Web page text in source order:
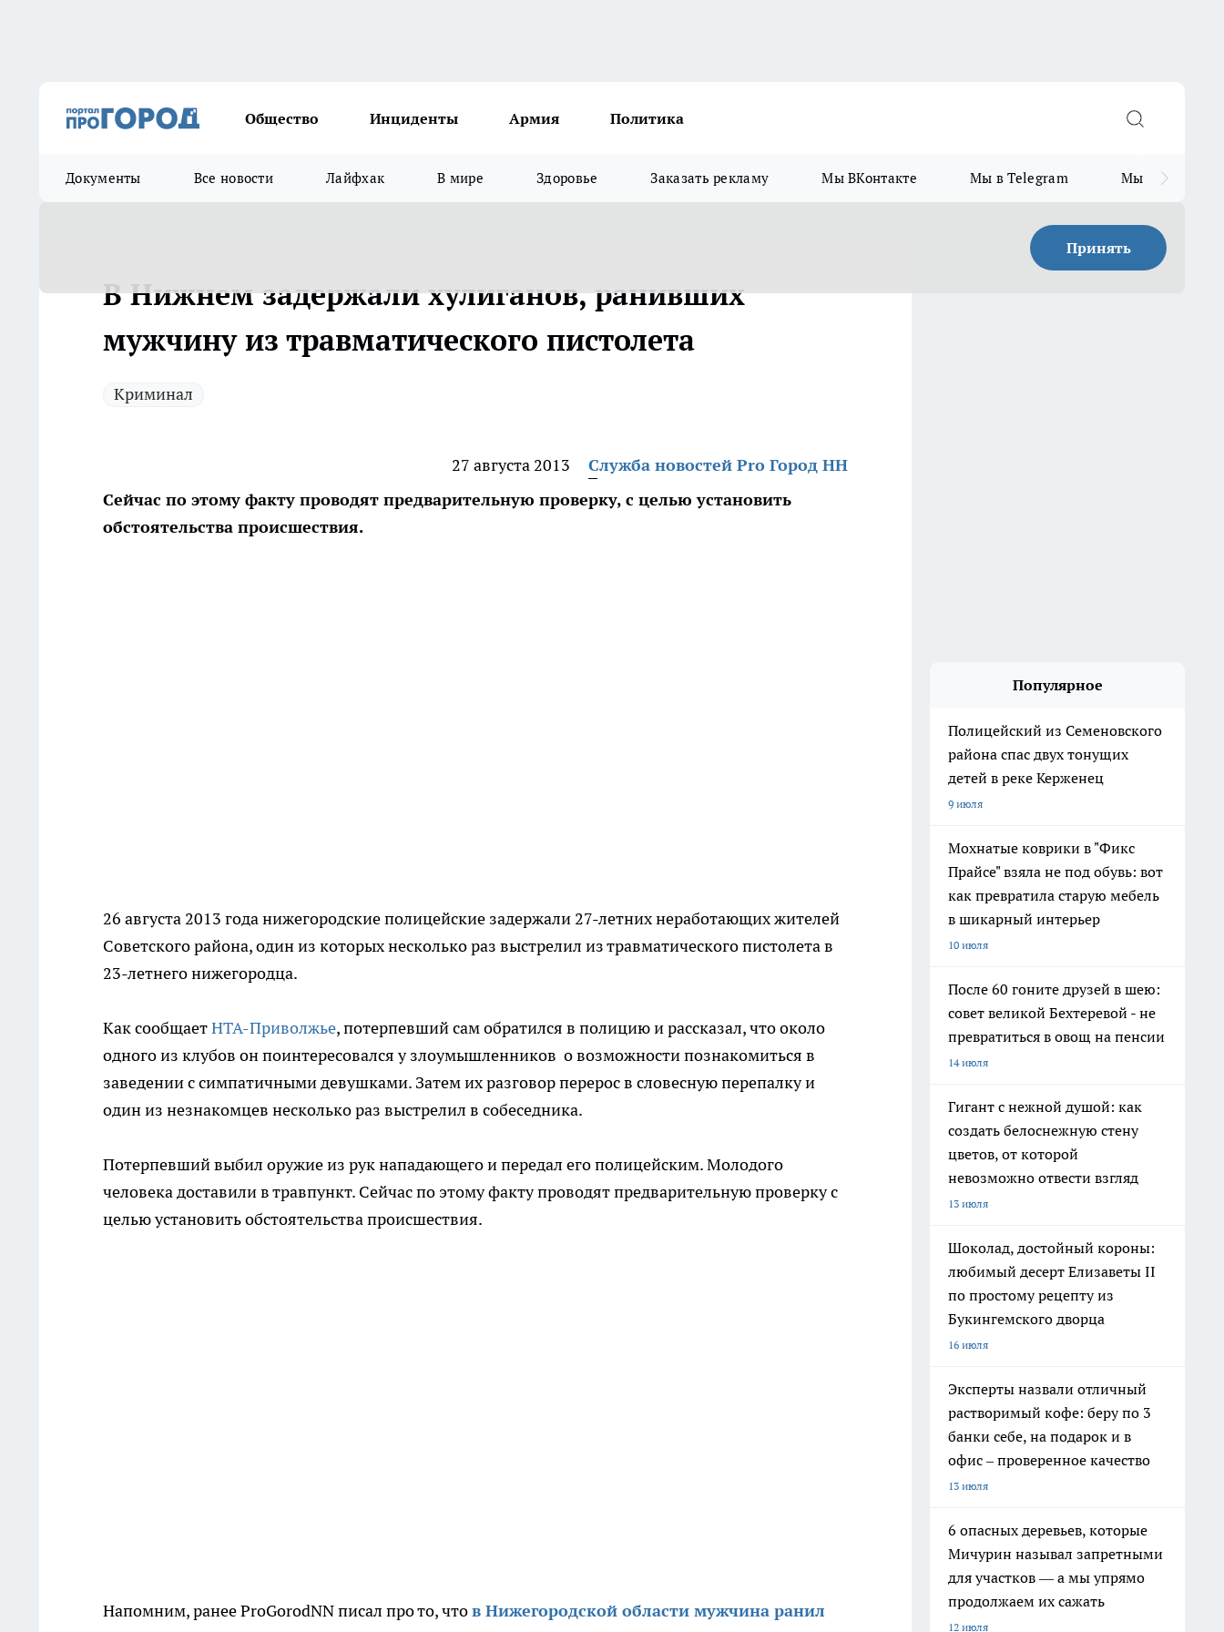
Общество Инциденты Армия Политика
Документы Все новости Лайфхак В мире Здоровье Заказать рекламу Мы ВКонтакте Мы в Telegram Мы в MAX
Принять
В Нижнем задержали хулиганов, ранивших
мужчину из травматического пистолета
Криминал
27 августа 2013
Служба новостей Pro Город НН
Сейчас по этому факту проводят предварительную проверку, с целью установить
обстоятельства происшествия.
26 августа 2013 года нижегородские полицейские задержали 27-летних неработающих жителей
Советского района, один из которых несколько раз выстрелил из травматического пистолета в
23-летнего нижегородца.
Как сообщаетНТА-Приволжье, потерпевший сам обратился в полицию и рассказал, что около
одного из клубов он поинтересовался у злоумышленников о возможности познакомиться в
заведении с симпатичными девушками. Затем их разговор перерос в словесную перепалку и
один из незнакомцев несколько раз выстрелил в собеседника.
Потерпевший выбил оружие из рук нападающего и передал его полицейским. Молодого
человека доставили в травпункт. Сейчас по этому факту проводят предварительную проверку с
целью установить обстоятельства происшествия.
Напомним, ранее ProGorodNN писал про то, чтов Нижегородской области мужчина ранил
Популярное
Полицейский из Семеновского
района спас двух тонущих
детей в реке Керженец
9 июля
Мохнатые коврики в "Фикс
Прайсе" взяла не под обувь: вот
как превратила старую мебель
в шикарный интерьер
10 июля
После 60 гоните друзей в шею:
совет великой Бехтеревой - не
превратиться в овощ на пенсии
14 июля
Гигант с нежной душой: как
создать белоснежную стену
цветов, от которой
невозможно отвести взгляд
13 июля
Шоколад, достойный короны:
любимый десерт Елизаветы II
по простому рецепту из
Букингемского дворца
16 июля
Эксперты назвали отличный
растворимый кофе: беру по 3
банки себе, на подарок и в
офис – проверенное качество
13 июля
6 опасных деревьев, которые
Мичурин называл запретными
для участков — а мы упрямо
продолжаем их сажать
12 июля